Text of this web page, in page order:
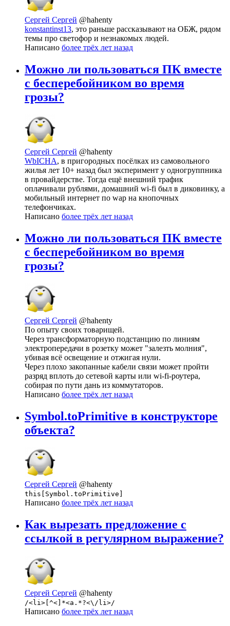
Сергей Сергей @hahenty
konstantinst13, это раньше рассказывают на ОБЖ, рядом
темы про светофор и незнакомых людей.
Написано более трёх лет назад
Можно ли пользоваться ПК вместе
с бесперебойником во время
грозы?
Сергей Сергей @hahenty
WbICHA, в пригородных посёлках из самовольного
жилья лет 10+ назад был эксперимент у одногруппника
в провайдерстве. Тогда ещё внешний трафик
оплачивали рублями, домашний wi-fi был в диковинку, а
мобильный интернет по wap на кнопочных
телефончиках.
Написано более трёх лет назад
Можно ли пользоваться ПК вместе
с бесперебойником во время
грозы?
Сергей Сергей @hahenty
По опыту своих товарищей.
Через трансформаторную подстанцию по линиям
электропередачи в розетку может "залезть молния",
убивая всё освещение и отжигая нули.
Через плохо закопанные кабели связи может пройти
разряд вплоть до сетевой карты или wi-fi-роутера,
собирая по пути дань из коммутаторов.
Написано более трёх лет назад
Symbol.toPrimitive в конструкторе
объекта?
Сергей Сергей @hahenty
this[Symbol.toPrimitive]
Написано более трёх лет назад
Как вырезать предложение с
ссылкой в регулярном выражение?
Сергей Сергей @hahenty
/<li>[^<]*<a.*?<\/li>/
Написано более трёх лет назад